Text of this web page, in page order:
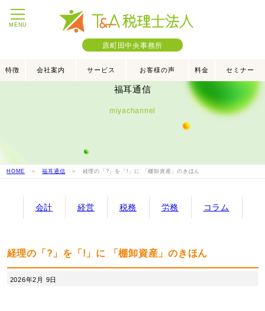
MENU
原町田中央事務所
特徴 会社案内 サービス お客様の声 料金 セミナー
福耳通信
miyachannel
HOME ＞福耳通信 ＞ 経理の「?」を「!」に 「棚卸資産」のきほん
会計 経営 税務 労務 コラム
経理の「?」を「!」に 「棚卸資産」のきほん
2026年2月 9日